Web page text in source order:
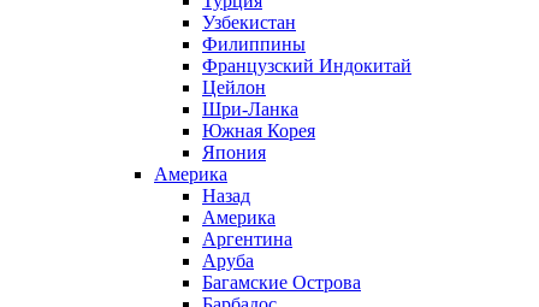
Узбекистан
Филиппины
Французский Индокитай
Цейлон
Шри-Ланка
Южная Корея
Япония
Америка
Назад
Америка
Аргентина
Аруба
Багамские Острова